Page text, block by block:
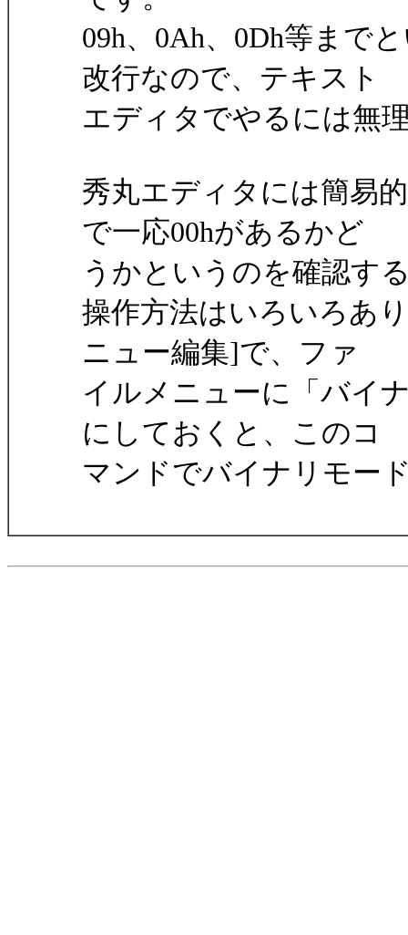
09h、0Ah、0Dh等まで
改行なので、テキスト
エディタでやるには無
秀丸エディタには簡易
で一応00hがあるかど
うかというのを確認す
操作方法はいろいろあ
ニュー編集]で、ファ
イルメニューに「バイ
にしておくと、このコ
マンドでバイナリモー